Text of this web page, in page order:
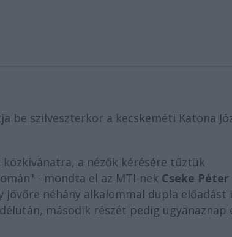
be szilveszterkor a kecskeméti Katona
a nézők kérésére tűztük
- mondta el az MTI-nek Cseke Péter
néhány alkalommal dupla előadást
délután, második részét pedig ugyanaznap